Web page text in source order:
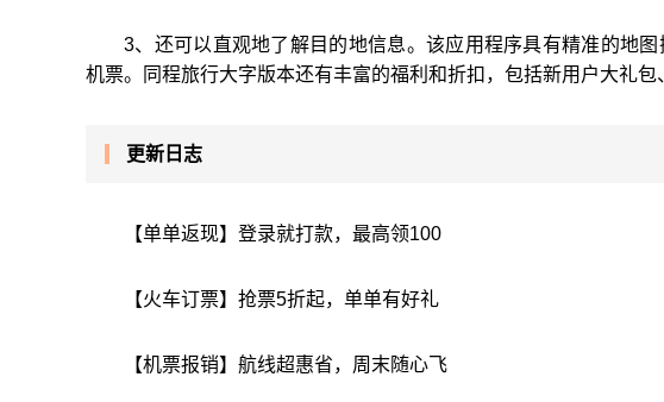
3、还可以直观地了解目的地信息。该应用程序具有精准的地
机票。同程旅行大字版本还有丰富的福利和折扣，包括新用户大礼包
更新日志
【单单返现】登录就打款，最高领100
【火车订票】抢票5折起，单单有好礼
【机票报销】航线超惠省，周末随心飞